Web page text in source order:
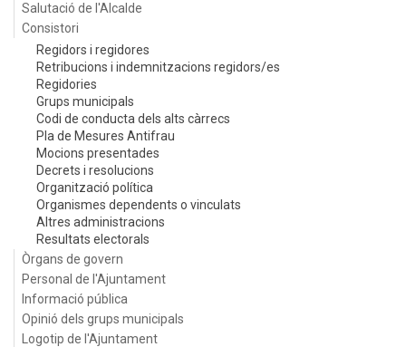
Salutació de l'Alcalde
Consistori
Regidors i regidores
Retribucions i indemnitzacions regidors/es
Regidories
Grups municipals
Codi de conducta dels alts càrrecs
Pla de Mesures Antifrau
Mocions presentades
Decrets i resolucions
Organització política
Organismes dependents o vinculats
Altres administracions
Resultats electorals
Òrgans de govern
Personal de l'Ajuntament
Informació pública
Opinió dels grups municipals
Logotip de l'Ajuntament